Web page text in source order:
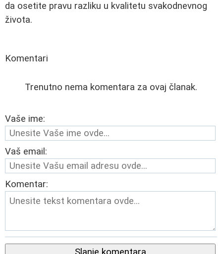
da osetite pravu razliku u kvalitetu svakodnevnog
života.
Komentari
Trenutno nema komentara za ovaj članak.
Vaše ime:
Vaš email:
Komentar: